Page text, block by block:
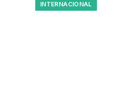
INTERNACIONAL